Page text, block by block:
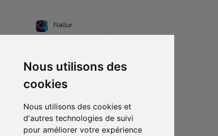
Nous utilisons des
cookies
Nous utilisons des cookies et
d'autres technologies de suivi
pour améliorer votre expérience
Nallur